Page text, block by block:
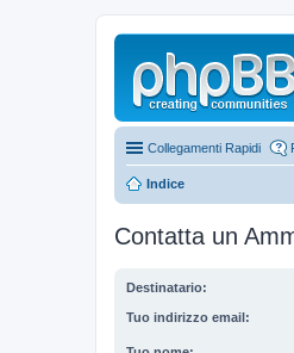
Collegamenti Rapidi
Indice
Contatta un
Destinatario:
Tuo indirizzo email: